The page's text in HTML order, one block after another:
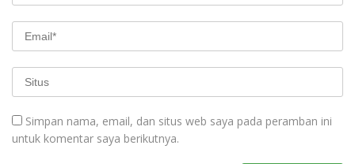
Simpan nama, email, dan situs web saya pada peramban ini
untuk komentar saya berikutnya.